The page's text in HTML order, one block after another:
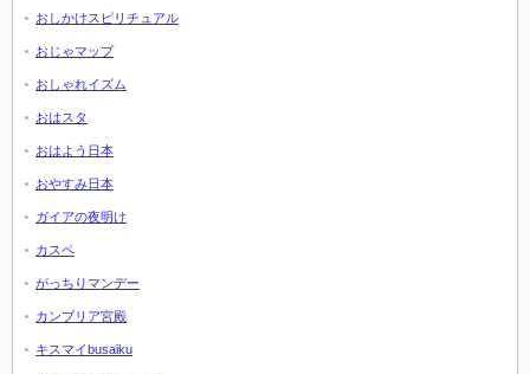
おしかけスピリチュアル
おじゃマップ
おしゃれイズム
おはスタ
おはよう日本
おやすみ日本
ガイアの夜明け
カスペ
がっちりマンデー
カンブリア宮殿
キスマイbusaiku